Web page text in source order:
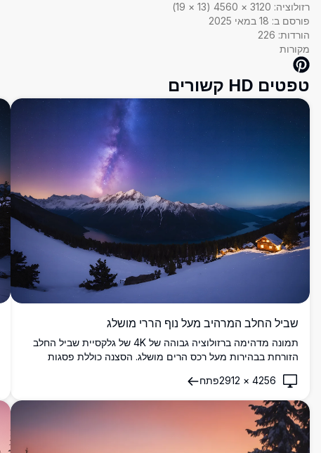
רזולוציה: 3120
×
4560
(
13
×
19
)
פורסם ב: 18 במאי 2025
הורדות: 226
מקורות
טפטים HD קשורים
שביל החלב המרהיב מעל נוף הררי מושלג
תמונה מדהימה ברזולוציה גבוהה של 4K של גלקסיית שביל החלב
הזורחת בבהירות מעל רכס הרים מושלג. הסצנה כוללת פסגות
החורף עוצר הנשימה הזה תחת לילה זרוע כוכבים מושלם עבור
חובבי טבע, צופי כוכבים ואלה המחפשים את יופיים של נופים
בתוליים.
4256
×
2912פתח